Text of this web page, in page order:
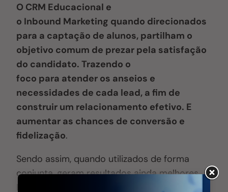
O CRM Educacional e
o Inbound Marketing quando direcionados
para a captação de alunos, partilham o
objetivo comum de prezar pela satisfação
do candidato. Trazendo o
foco para atender os anseios e
necessidades de cada lead, a fim de
construir um relacionamento efetivo. E
aumentar as chances de conversão e
fidelização.
Sendo assim, quando utilizados de forma
conjunta, geram resultados ainda melhores.
Pois com os leads atraídos pelo Inbound e os